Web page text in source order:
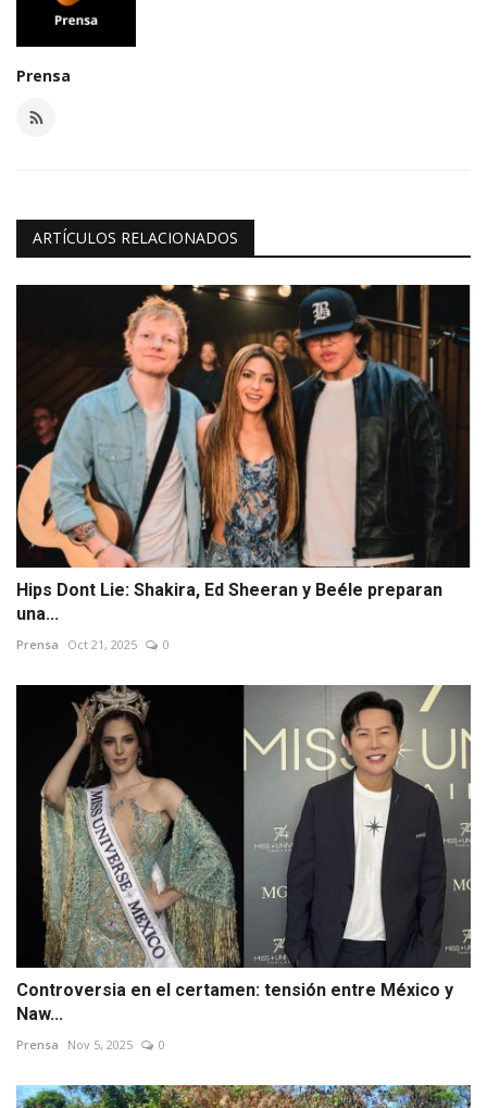
Prensa
ARTÍCULOS RELACIONADOS
Hips Dont Lie: Shakira, Ed Sheeran y Beéle preparan
una...
Prensa Oct 21, 2025 0
Controversia en el certamen: tensión entre México y
Naw...
Prensa Nov 5, 2025 0